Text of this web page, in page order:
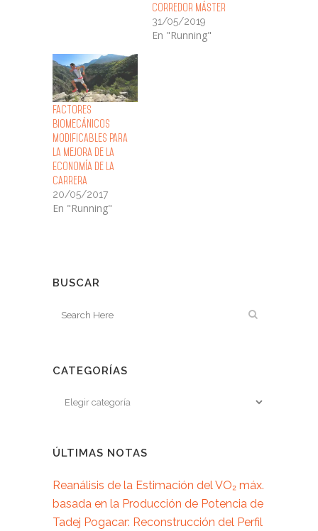
corredor máster
31/05/2019
En "Running"
Factores
Biomecánicos
Modificables para
la Mejora de la
Economía de la
Carrera
20/05/2017
En "Running"
BUSCAR
CATEGORÍAS
ÚLTIMAS NOTAS
Reanálisis de la Estimación del VO₂ máx.
basada en la Producción de Potencia de
Tadej Pogacar: Reconstrucción del Perfil